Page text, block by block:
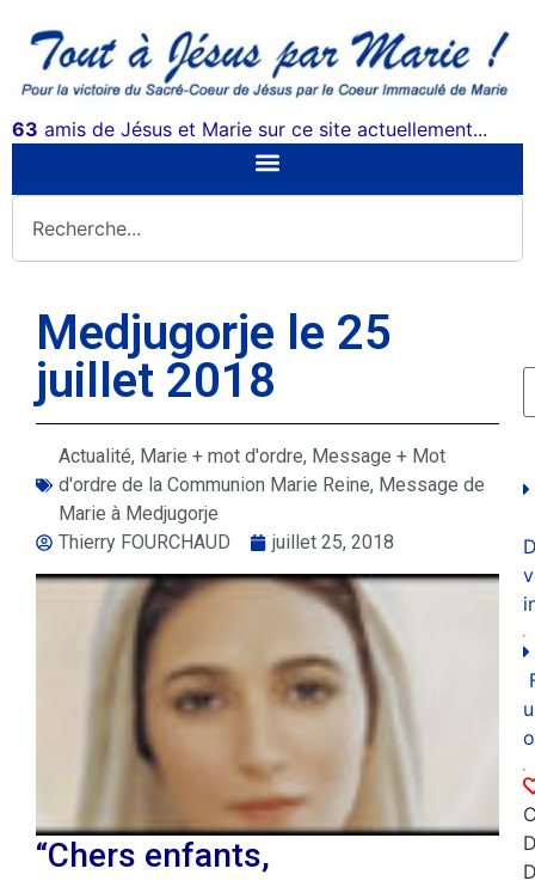
63 amis de Jésus et Marie sur ce site actuellement...
Medjugorje le 25
juillet 2018
Actualité, Marie + mot d'ordre, Message + Mot
d'ordre de la Communion Marie Reine, Message de
Marie à Medjugorje
Thierry FOURCHAUD
juillet 25, 2018
“Chers enfants,